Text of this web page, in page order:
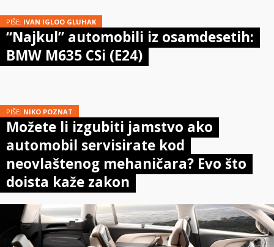
PIŠE: IVAN IGLOO GLUHAK
“Najkul” automobili iz osamdesetih:
BMW M635 CSi (E24)
PIŠE: NIKO POZNAT
Možete li izgubiti jamstvo ako
automobil servisirate kod
neovlaštenog mehaničara? Evo što
doista kaže zakon